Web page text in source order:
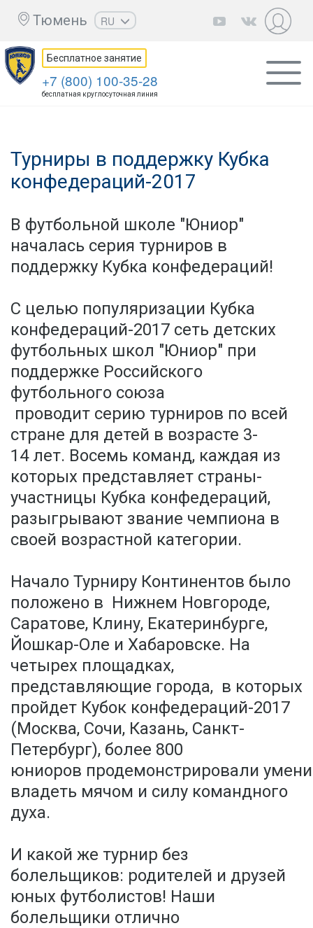
Тюмень
RU
EN
UZ
KZ
Бесплатное занятие
+7 (800) 100-35-28
бесплатная круглосуточная линия
Турниры в поддержку Кубка
конфедераций-2017
В футбольной школе "Юниор"
началась серия турниров в
поддержку Кубка конфедераций!
С целью популяризации Кубка
конфедераций-2017 сеть детских
футбольных школ "Юниор" при
поддержке Российского
футбольного союза
проводит серию турниров по всей
стране для детей в возрасте 3-
14 лет. Восемь команд, каждая из
которых представляет страны-
участницы Кубка конфедераций,
разыгрывают звание чемпиона в
своей возрастной категории.
Начало Турниру Континентов было
положено в Нижнем Новгороде,
Саратове, Клину, Екатеринбурге,
Йошкар-Оле и Хабаровске. На
четырех площадках,
представляющие города, в которых
пройдет Кубок конфедераций-2017
(Москва, Сочи, Казань, Санкт-
Петербург), более 800
юниоров продемонстрировали
владеть мячом и силу командного
духа.
И какой же турнир без
болельщиков: родителей и друзей
юных футболистов! Наши
болельщики отлично